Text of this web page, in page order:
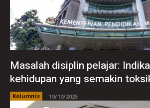
Masalah disiplin pelajar:
kehidupan yang semakin
Kolumnis 19/10/2025